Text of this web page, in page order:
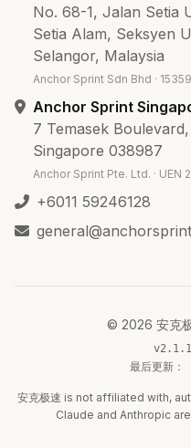
No. 68-1, Jalan Setia
Setia Alam, Seksyen
Selangor, Malaysia
Anchor Sprint Sdn Bhd ·
Anchor Sprint
7 Temasek
Singapore 038987
Anchor Sprint Pte. Ltd. · UEN
+6011 59246128
© 2026 安克
最后更新：
安克极速 is not affiliated with,
Claude and Anthropic